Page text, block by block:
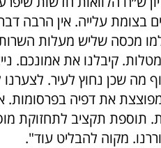
בצומת עלייה. אין הרבה
מכסה שליש מעלות
קיבלנו את אמונכם.
מה שכן נחוץ לעיר. לצערנו
מפוצצת את דפיה
תוספת תקציב לתחזוקת
מקוה להבליט עוד".